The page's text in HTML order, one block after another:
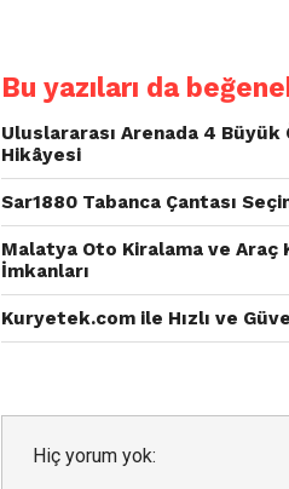
Bu yazıları da
Uluslararası Arenada 4 Büyük
Hikâyesi
Sar1880 Tabanca Çantası
Malatya Oto Kiralama ve
İmkanları
Kuryetek.com ile Hızlı ve
Hiç yorum yok: